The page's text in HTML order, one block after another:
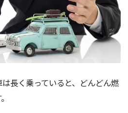
長く乗っていると、どんどん燃